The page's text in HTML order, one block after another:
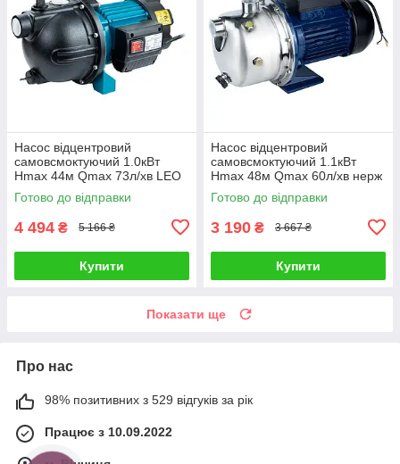
Насос відцентровий
самовсмоктуючий 1.0кВт
Hmax 44м Qmax 73л/хв LEO
EKJ-1002I (775347)
Готово до відправки
4 494 ₴ 5 166 ₴
Купити
Насос відцентровий
самовсмоктуючий 1.1кВт
Hmax 48м Qmax 60л/хв нерж
WETRON JETS100 (775054)
Готово до відправки
3 190 ₴ 3 667 ₴
Купити
Показати ще
Про нас
98% позитивних з 529 відгуків за рік
Працює з 10.09.2022